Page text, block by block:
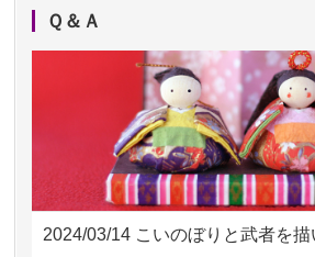
2026/08/01 11:07
2026/07/31 17:28 栃木県の方から
2026/07/31 12:32 東京都の方から
2026/07/31 10:29 京都市の方から
2026/07/31 08:41 埼玉県の方から
2026/07/30 22:27 墨田区の方から
供養の内容（料金や送
も丁寧に説...
2026/07/18つい先日も利用させて
た。 手続...
2026/07/18 大切にしていたお人
Ｑ＆Ａ
2024/03/14 こいのぼりと武者を